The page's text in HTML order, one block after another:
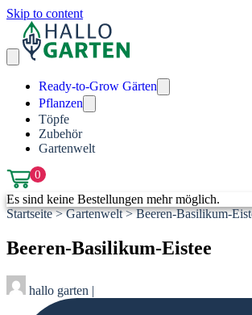
Skip to content
Ready-to-Grow Gärten
Pflanzen
Töpfe
Zubehör
Gartenwelt
0
Es sind keine Bestellungen mehr möglich.
Startseite > Gartenwelt > Beeren-Basilikum-
Beeren-Basilikum-Eistee
hallo garten |